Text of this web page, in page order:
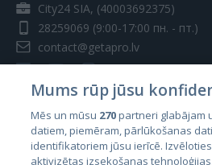
City24 SIA, (40003692375)
28259069 (9:00-17:00 пн. - пт.)
contact@getapro.lv
Страны
Mums rūp jūsu
Mēs un mūsu 270partneri glabājam
datiem, piemēram, pārlūkošanas
identifikatoriem jūsu ierīcē.
aktivizētas izsekošanas